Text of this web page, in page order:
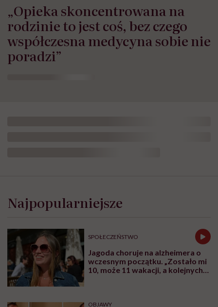
„Opieka skoncentrowana na
rodzinie to jest coś, bez czego
współczesna medycyna sobie nie
poradzi”
Najpopularniejsze
SPOŁECZEŃSTWO
Jagoda choruje na alzheimera o
wczesnym początku. „Zostało mi
10, może 11 wakacji, a kolejnych
OBJAWY